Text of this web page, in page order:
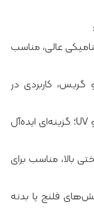
عالی، مناسب
کاربردی در
مقاوم در برابر حرارت، آب، بخار و UV؛ گزینه‌ای ایده‌آل
بالا، مناسب برای
فلنج یا بدنه